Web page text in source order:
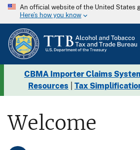
An official website of the United States
Here’s how you know
CBMA Importer Claims
Resources
Tax
Welcome